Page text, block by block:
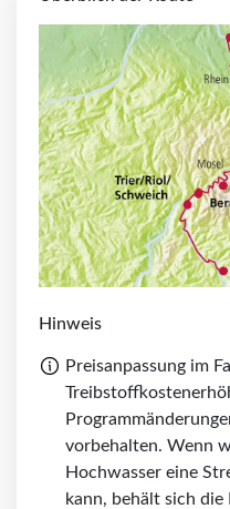
Hinweis
Preisanpassung im
vorbehalten. Wenn
Hochwasser eine
kann, behält sich die